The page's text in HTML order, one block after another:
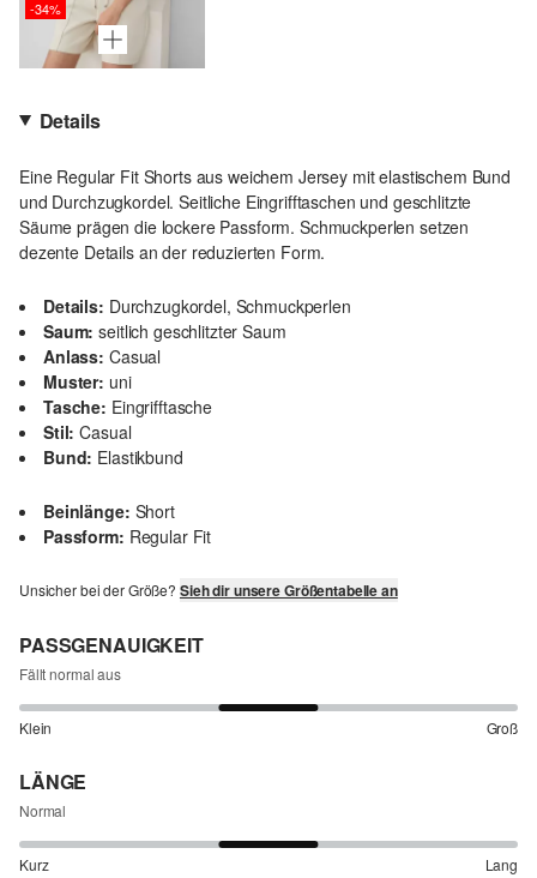
-34%
Details
Eine Regular Fit Shorts aus weichem Jersey mit elastischem Bund
und Durchzugkordel. Seitliche Eingrifftaschen und geschlitzte
Säume prägen die lockere Passform. Schmuckperlen setzen
dezente Details an der reduzierten Form.
Details: Durchzugkordel, Schmuckperlen
Saum: seitlich geschlitzter Saum
Anlass: Casual
Muster: uni
Tasche: Eingrifftasche
Stil: Casual
Bund: Elastikbund
Beinlänge: Short
Passform: Regular Fit
Unsicher bei der Größe? Sieh dir unsere Größentabelle an
PASSGENAUIGKEIT
Fällt normal aus
Klein Groß
LÄNGE
Normal
Kurz Lang